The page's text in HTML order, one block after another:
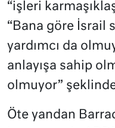
“işleri
“Bana göre İsrail
yardımcı da
anlayışa sahip
olmuyor”
Öte yandan